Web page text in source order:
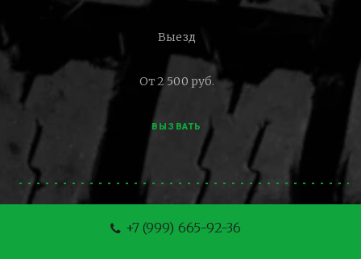
Выезд
От 2 500 руб.
ВЫЗВАТЬ
+7 (999) 665-92-36